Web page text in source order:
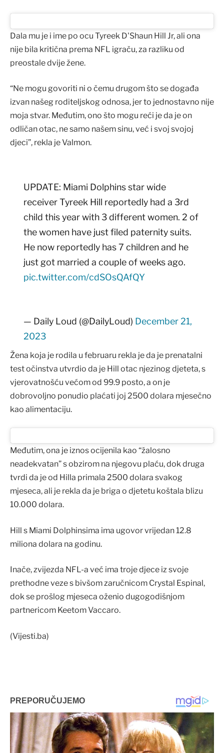
Dala mu je i ime po ocu Tyreek D'Shaun Hill Jr, ali ona
nije bila kritična prema NFL igraču, za razliku od
preostale dvije žene.
“Ne mogu govoriti ni o čemu drugom što se događa
izvan našeg roditeljskog odnosa, jer to jednostavno nije
moja stvar. Međutim, ono što mogu reći je da je on
odličan otac, ne samo našem sinu, već i svoj svojoj
djeci”, rekla je Valmon.
UPDATE: Miami Dolphins star wide
receiver Tyreek Hill reportedly had a 3rd
child this year with 3 different women. 2 of
the women have just filed paternity suits.
He now reportedly has 7 children and he
just got married a couple of weeks ago.
pic.twitter.com/cdSOsQAfQY
— Daily Loud (@DailyLoud) December 21,
2023
Žena koja je rodila u februaru rekla je da je prenatalni
test očinstva utvrdio da je Hill otac njezinog djeteta, s
vjerovatnošću većom od 99.9 posto, a on je
dobrovoljno ponudio plaćati joj 2500 dolara mjesečno
kao alimentaciju.
Međutim, ona je iznos ocijenila kao “žalosno
neadekvatan” s obzirom na njegovu plaću, dok druga
tvrdi da je od Hilla primala 2500 dolara svakog
mjeseca, ali je rekla da je briga o djetetu koštala blizu
10.000 dolara.
Hill s Miami Dolphinsima ima ugovor vrijedan 12.8
miliona dolara na godinu.
Inače, zvijezda NFL-a već ima troje djece iz svoje
prethodne veze s bivšom zaručnicom Crystal Espinal,
dok se prošlog mjeseca oženio dugogodišnjom
partnericom Keetom Vaccaro.
(Vijesti.ba)